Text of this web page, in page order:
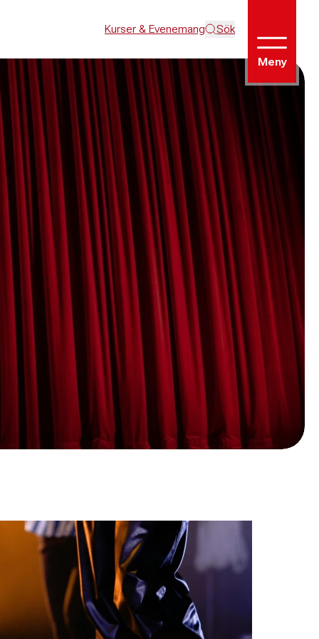
Kurser & Evenemang Sök
Meny